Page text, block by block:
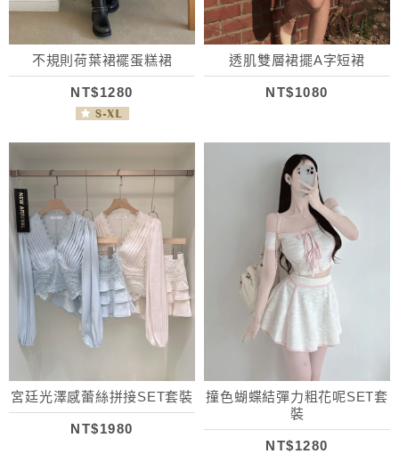
不規則荷葉裙襬蛋糕裙
NT$1280
透肌雙層裙擺A字短裙
NT$1080
宮廷光澤感蕾絲拼接SET套裝
NT$1980
撞色蝴蝶結彈力粗花呢SET套
裝
NT$1280